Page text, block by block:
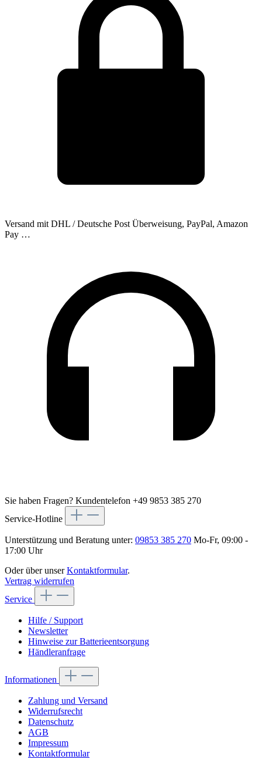
Versand mit DHL / Deutsche Post Überweisung, PayPal, Amazon
Pay …
Sie haben Fragen? Kundentelefon +49 9853 385 270
Service-Hotline
Unterstützung und Beratung unter: 09853 385 270 Mo-Fr, 09:00 -
17:00 Uhr
Oder über unserKontaktformular.
Vertrag widerrufen
Service
Hilfe / Support
Newsletter
Hinweise zur Batterieentsorgung
Händleranfrage
Informationen
Zahlung und Versand
Widerrufsrecht
Datenschutz
AGB
Impressum
Kontaktformular